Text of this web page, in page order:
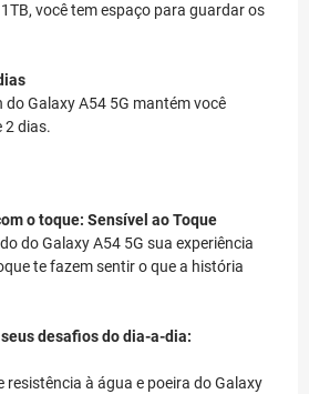
você tem espaço para guardar os
Galaxy A54 5G mantém você
2 dias.
o toque: Sensível ao Toque
do Galaxy A54 5G sua experiência
te fazem sentir o que a história
desafios do dia-a-dia:
resistência à água e poeira do Galaxy